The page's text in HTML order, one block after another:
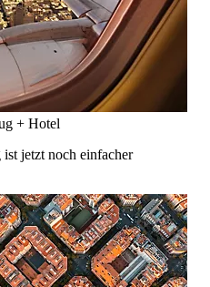
+ Hotel
jetzt noch einfacher